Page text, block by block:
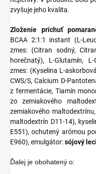
zvyšuje jeho kvalita.
Zloženie príchuť
BCAA 2:1:1 instant (L-
zmes: (Citran sodný,
horečnatý), L-Glutamín,
zmes: (Kyselina L-
CWS/S, Calcium D-
z fermentácie, Tiamín
zo zemiakového
zemiakového
maltodextrín D11-14),
E551), ochutený arómou
E960), emulgátor:sójový
Ďalej je obohatený o: